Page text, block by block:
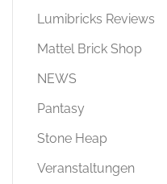
Lumibricks Reviews
Mattel Brick Shop
NEWS
Pantasy
Stone Heap
Veranstaltungen